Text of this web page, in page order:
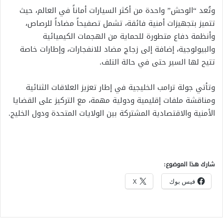
وتُعد “الوحش” واحدة من أكثر السيارات أماناً في العالم، حيث
تتميز بتجهيزات أمنية فائقة، تشمل تصفيحاً مضاداً للرصاص،
وأنظمة دفاع متطورة للحماية من الهجمات الكيميائية
والبيولوجية، إضافة إلى زجاج مضاد للانفجارات، وإطارات خاصة
تتيح لها السير حتى في حالة التلف.
وتأتي جولة ترامب الخليجية في إطار تعزيز العلاقات الثنائية
ومناقشة ملفات إقليمية ودولية مهمة، مع التركيز على القضايا
الأمنية والاقتصادية المشتركة بين الولايات المتحدة ودول الخليج.
شارك هذا الموضوع:
فيس بوك X